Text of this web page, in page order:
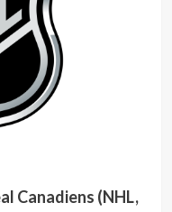
Canadiens (NHL,